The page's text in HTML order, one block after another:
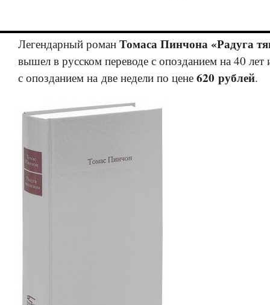
Легендарный роман Томаса Пинчона «Радуга
вышел в русском переводе с опозданием на 40 лет
с опозданием на две недели по цене 620 рублей.